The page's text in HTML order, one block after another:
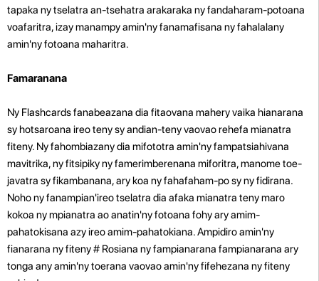
tapaka ny tselatra an-tsehatra arakaraka ny fandaharam-potoana
voafaritra, izay manampy amin'ny fanamafisana ny fahalalany
amin'ny fotoana maharitra.
Famaranana
Ny Flashcards fanabeazana dia fitaovana mahery vaika hianarana
sy hotsaroana ireo teny sy andian-teny vaovao rehefa mianatra
fiteny. Ny fahombiazany dia mifototra amin'ny fampatsiahivana
mavitrika, ny fitsipiky ny famerimberenana miforitra, manome toe-
javatra sy fikambanana, ary koa ny fahafaham-po sy ny fidirana.
Noho ny fanampian'ireo tselatra dia afaka mianatra teny maro
kokoa ny mpianatra ao anatin'ny fotoana fohy ary amim-
pahatokisana azy ireo amim-pahatokiana. Ampidiro amin'ny
fianarana ny fiteny # Rosiana ny fampianarana fampianarana ary
tonga any amin'ny toerana vaovao amin'ny fifehezana ny fiteny